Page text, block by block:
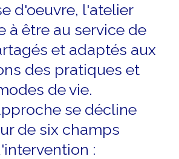
d'oeuvre, l'atelier
à être au service de
et adaptés aux
des pratiques et
de vie.
se décline
de six champs
: